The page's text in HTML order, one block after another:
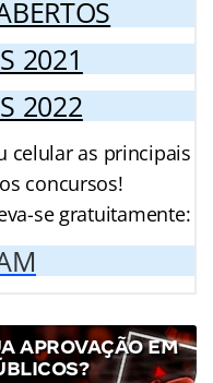
2021
2022
celular as principais
concursos!
se gratuitamente:
APROVAÇÃO EM